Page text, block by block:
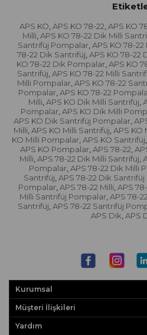
APS KO, APS KO 78-22, APS KO
Milli, APS KO 78-22 Dik Milli
Santrifüj Pompalar, APS KO 78-
78-22 Dik Santrifüj, APS KO 78-22
KO 78-22 Dik Pompalar, APS KO
Santrifüj, APS KO 78-22 Milli
Milli Pompalar, APS KO 78-22
Pompalar, APS KO 78-22
Milli, APS KO Dik Milli Santrifüj,
Pompalar, APS KO Dik Milli
APS KO Dik Santrifüj Pompalar,
Milli, APS KO Milli Santrifüj, APS KO
KO Milli Pompalar, APS KO Santrifüj,
APS KO Pompalar, APS 78-22,
Milli, APS 78-22 Dik Milli Santrifüj,
Pompalar, APS 78-22 Dik Milli
Santrifüj, APS 78-22 Dik
Pompalar, APS 78-22 Milli, APS
Milli Santrifüj Pompalar, APS 78-
Santrifüj, APS 78-22 Santrifüj
APS Dik, APS
Kurumsal
Müşteri İlişkileri
Yardım